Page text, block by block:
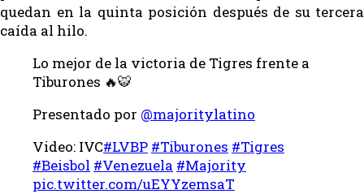
quedan en la quinta posición después de su tercera
caída al hilo.
Lo mejor de la victoria de Tigres frente a
Tiburones 🔥🐯
Presentado por @majoritylatino
Video: IVC#LVBP #Tiburones #Tigres
#Beisbol #Venezuela #Majority
pic.twitter.com/uEYYzemsaT